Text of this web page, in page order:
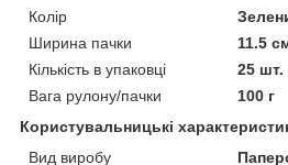
Колір
Ширина пачки
11.5
Кількість в упаковці
25 шт.
Вага рулону/пачки
100 г
Користувальницькі
Вид виробу